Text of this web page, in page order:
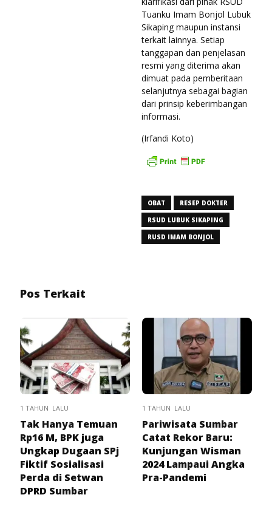
Tuanku Imam Bonjol Lubuk
Sikaping maupun instansi
terkait lainnya. Setiap
tanggapan dan penjelasan
resmi yang diterima akan
dimuat pada pemberitaan
selanjutnya sebagai bagian
dari prinsip keberimbangan
informasi.
(Irfandi Koto)
OBAT
RESEP DOKTER
RSUD LUBUK SIKAPING
RUSD IMAM BONJOL
Pos Terkait
1 TAHUN LALU
Tak Hanya Temuan
Rp16 M, BPK juga
Ungkap Dugaan SPj
Fiktif Sosialisasi
Perda di Setwan
DPRD Sumbar
1 TAHUN LALU
Pariwisata Sumbar
Catat Rekor Baru:
Kunjungan Wisman
2024 Lampaui Angka
Pra-Pandemi